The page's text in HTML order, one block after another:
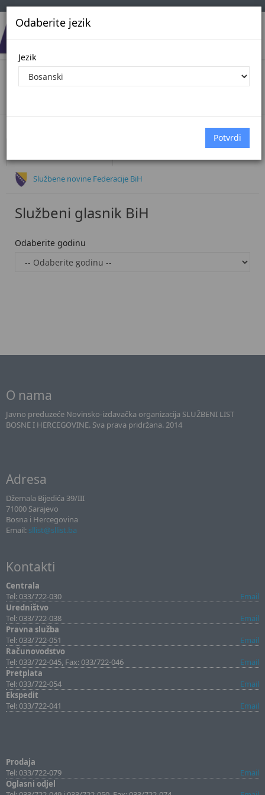
Odaberite jezik
Jezik
Oglasi
Službene novine Federacije BiH
Službeni glasnik BiH
Odaberite godinu
O nama
Javno preduzeće Novinsko-izdavačka organizacija SLUŽBENI LIST
BOSNE I HERCEGOVINE. Sva prava pridržana. 2014
Adresa
Džemala Bijedića 39/III
71000 Sarajevo
Bosna i Hercegovina
Email: sllist@sllist.ba
Kontakti
Centrala
Tel: 033/722-030
Email
Uredništvo
Tel: 033/722-038
Email
Pravna služba
Tel: 033/722-051
Email
Računovodstvo
Tel: 033/722-045, Fax: 033/722-046
Email
Pretplata
Tel: 033/722-054
Email
Ekspedit
Tel: 033/722-041
Email
Prodaja
Tel: 033/722-079
Email
Oglasni odjel